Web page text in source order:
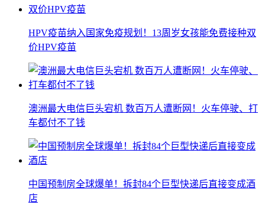
HPV疫苗纳入国家免疫规划！13周岁女孩能免费接种双
价HPV疫苗
澳洲最大电信巨头宕机 数百万人遭断网！火车停驶、打
车都付不了钱
中国预制房全球爆单！拆封84个巨型快递后直接变成酒
店